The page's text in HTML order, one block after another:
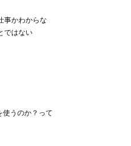
事かわからな
ではない
使うのか？って